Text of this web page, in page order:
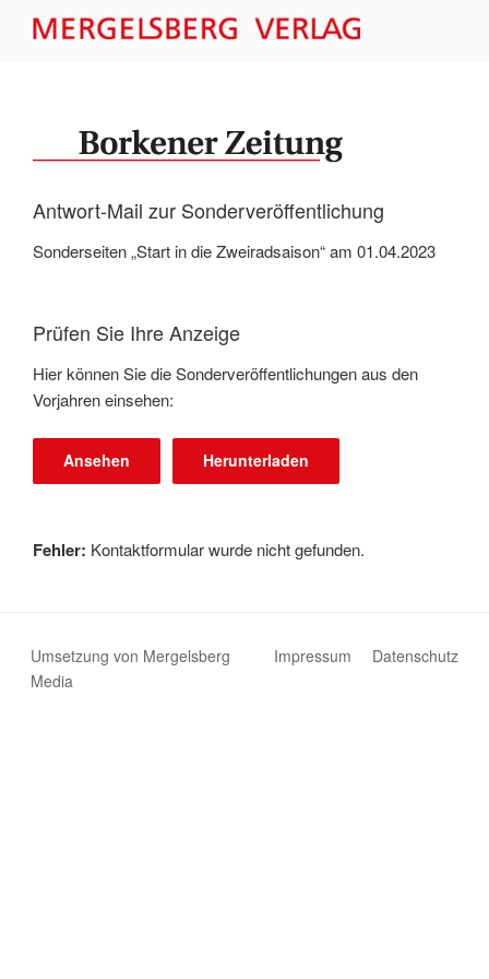
Inhalt
Antwort-Mail zur Sonderveröffentlichung
Sonderseiten „Start in die Zweiradsaison“ am 01.04.2023
Prüfen Sie Ihre Anzeige
Hier können Sie die Sonderveröffentlichungen aus den
Vorjahren einsehen:
Ansehen Herunterladen
Fehler: Kontaktformular wurde nicht gefunden.
Impressum Datenschutz
Umsetzung von Mergelsberg
Media